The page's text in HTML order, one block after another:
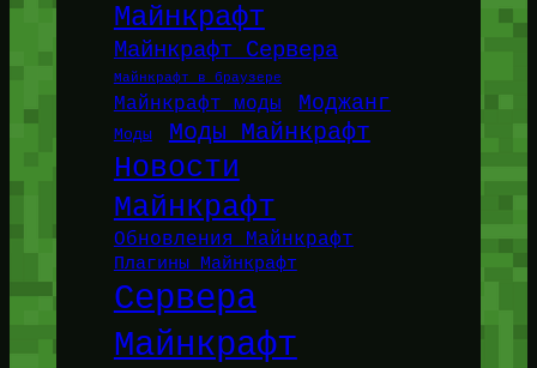
Майнкрафт
Майнкрафт Сервера
Майнкрафт в браузере
Майнкрафт моды Моджанг
Моды Моды Майнкрафт
Новости
Майнкрафт
Обновления Майнкрафт
Плагины Майнкрафт
Сервера
Майнкрафт